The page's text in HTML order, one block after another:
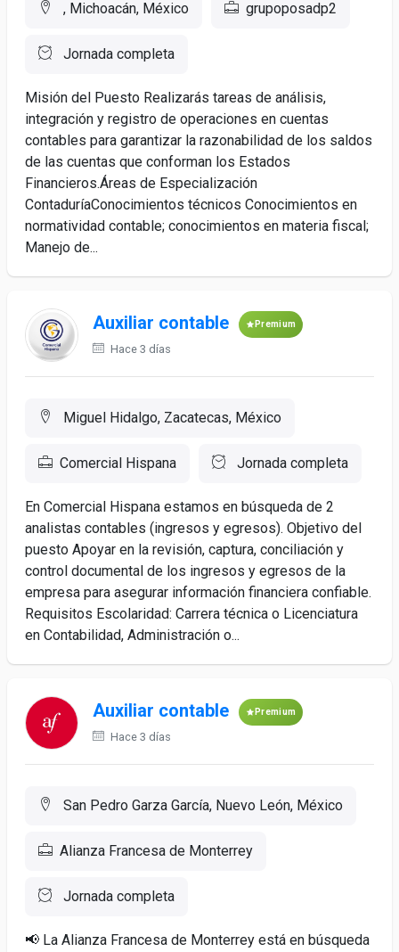
, Michoacán, México grupoposadp2
Jornada completa
Misión del Puesto Realizarás tareas de análisis,
integración y registro de operaciones en cuentas
contables para garantizar la razonabilidad de los saldos
de las cuentas que conforman los Estados
Financieros.Áreas de Especialización
ContaduríaConocimientos técnicos Conocimientos en
normatividad contable; conocimientos en materia fiscal;
Manejo de...
Auxiliar contable Premium
Hace 3 días
Miguel Hidalgo, Zacatecas, México
Comercial Hispana Jornada completa
En Comercial Hispana estamos en búsqueda de 2
analistas contables (ingresos y egresos). Objetivo del
puesto Apoyar en la revisión, captura, conciliación y
control documental de los ingresos y egresos de la
empresa para asegurar información financiera confiable.
Requisitos Escolaridad: Carrera técnica o Licenciatura
en Contabilidad, Administración o...
Auxiliar contable Premium
Hace 3 días
San Pedro Garza García, Nuevo León, México
Alianza Francesa de Monterrey
Jornada completa
📢 La Alianza Francesa de Monterrey está en búsqueda